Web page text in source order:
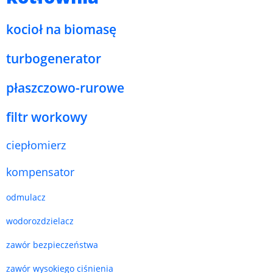
kocioł na biomasę
turbogenerator
płaszczowo-rurowe
filtr workowy
ciepłomierz
kompensator
odmulacz
wodorozdzielacz
zawór bezpieczeństwa
zawór wysokiego ciśnienia